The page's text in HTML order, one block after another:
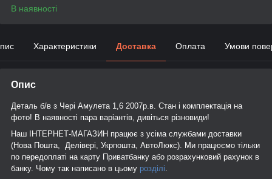
В наявності
Характеристики Доставка Оплата Умови
Опис
Деталь б/в з Чері Амулета 1,6 2007р.в. Стан і комплектація на
фото! В наявності пара варіантів, дивіться різновиди!
Наш ІНТЕРНЕТ-МАГАЗИН працює з усіма службами доставки
(Нова Пошта, Делівері, Укрпошта, АвтоЛюкс). Ми працюємо тільки
по передоплаті на карту Приватбанку або розрахунковий рахунок в
банку. Чому так написано в цьому розділі